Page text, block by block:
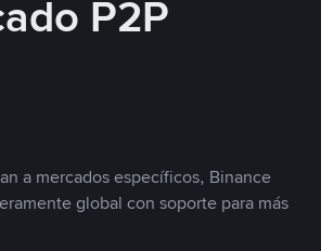
P2P
a mercados específicos, Binance
global con soporte para más